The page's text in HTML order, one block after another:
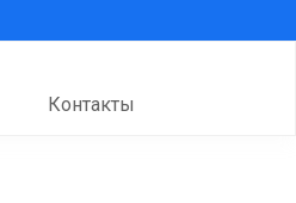
Контакты